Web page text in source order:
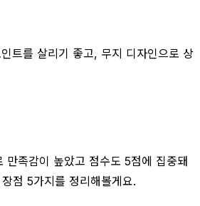
트를 살리기 좋고, 무지 디자인으로 상
만족감이 높았고 점수도 5점에 집중돼
점 5가지를 정리해볼게요.